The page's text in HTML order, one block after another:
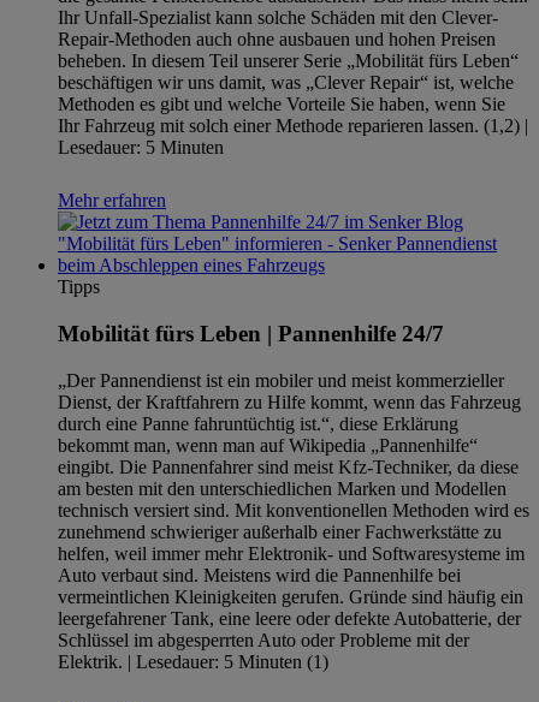
Ihr Unfall-Spezialist kann solche Schäden mit den Clever-
Repair-Methoden auch ohne ausbauen und hohen Preisen
beheben. In diesem Teil unserer Serie „Mobilität fürs Leben“
beschäftigen wir uns damit, was „Clever Repair“ ist, welche
Methoden es gibt und welche Vorteile Sie haben, wenn Sie
Ihr Fahrzeug mit solch einer Methode reparieren lassen. (1,2) |
Lesedauer: 5 Minuten
Mehr erfahren
Tipps
Mobilität fürs Leben | Pannenhilfe 24/7
„Der Pannendienst ist ein mobiler und meist kommerzieller
Dienst, der Kraftfahrern zu Hilfe kommt, wenn das Fahrzeug
durch eine Panne fahruntüchtig ist.“, diese Erklärung
bekommt man, wenn man auf Wikipedia „Pannenhilfe“
eingibt. Die Pannenfahrer sind meist Kfz-Techniker, da diese
am besten mit den unterschiedlichen Marken und Modellen
technisch versiert sind. Mit konventionellen Methoden wird es
zunehmend schwieriger außerhalb einer Fachwerkstätte zu
helfen, weil immer mehr Elektronik- und Softwaresysteme im
Auto verbaut sind. Meistens wird die Pannenhilfe bei
vermeintlichen Kleinigkeiten gerufen. Gründe sind häufig ein
leergefahrener Tank, eine leere oder defekte Autobatterie, der
Schlüssel im abgesperrten Auto oder Probleme mit der
Elektrik. | Lesedauer: 5 Minuten (1)